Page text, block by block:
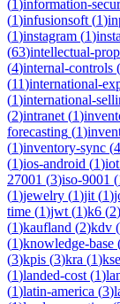
(1)information-
(1)infusionsoft (1)
(1)instagram (1)
(63)intellectual-
(4)internal-controls (
(11)international-
(1)international-
(2)intranet (1)
forecasting (1)
(1)inventory-sync (4
(1)ios-android (1)iot
27001 (3)iso-9001 (
(1)jewelry (1)jit (1)
time (1)jwt (1)k6 (2)
(1)kaufland (2)kdv (
(1)knowledge-base
(3)kpis (3)kra (1)
(1)landed-cost (1)
(1)latin-america (3)